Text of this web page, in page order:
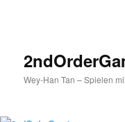
Wey-Han Tan – Spielen